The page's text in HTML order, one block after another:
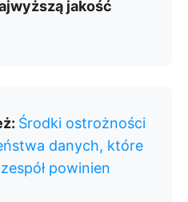
jakość
Środki ostrożności
danych, które
powinien